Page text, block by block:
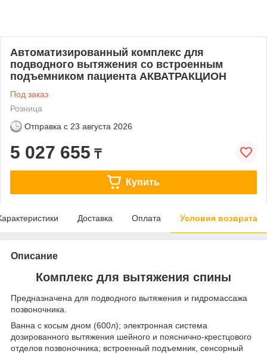
Автоматизированный комплекс для
подводного вытяжения со встроенным
подъемником пациента АКВАТРАКЦИОН
Под заказ
Розница
Отправка с 23 августа 2026
5 027 655 ₸
Купить
Доставка Оплата Условия возврата
Описание
Комплекс для вытяжения спины
Предназначена для подводного вытяжения и гидромассажа
позвоночника.
Ванна с косым дном (600л); электронная система
дозированного вытяжения шейного и пояснично-крестцового
отделов позвоночника; встроенный подъемник, сенсорный